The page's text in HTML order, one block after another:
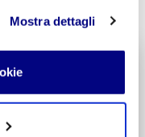
Mostra dettagli
Umane